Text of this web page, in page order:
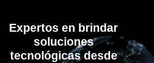
Expertos en brindar
soluciones
tecnológicas desde